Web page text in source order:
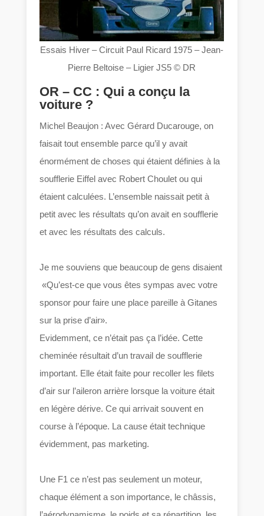
Essais Hiver – Circuit Paul Ricard 1975 – Jean-
Pierre Beltoise – Ligier JS5 © DR
OR – CC : Qui a conçu la
voiture ?
Michel Beaujon : Avec Gérard Ducarouge, on
faisait tout ensemble parce qu’il y avait
énormément de choses qui étaient définies à la
soufflerie Eiffel avec Robert Choulet ou qui
étaient calculées. L’ensemble naissait petit à
petit avec les résultats qu’on avait en soufflerie
et avec les résultats des calculs.
Je me souviens que beaucoup de gens disaient
«Qu’est-ce que vous êtes sympas avec votre
sponsor pour faire une place pareille à Gitanes
sur la prise d’air».
Evidemment, ce n’était pas ça l’idée. Cette
cheminée résultait d’un travail de soufflerie
important. Elle était faite pour recoller les filets
d’air sur l’aileron arrière lorsque la voiture était
en légère dérive. Ce qui arrivait souvent en
course à l’époque. La cause était technique
évidemment, pas marketing.
Une F1 ce n’est pas seulement un moteur,
chaque élément a son importance, le châssis,